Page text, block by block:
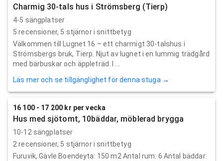
Charmig 30-tals hus i Strömsberg (Tierp)
4-5 sängplatser
5 recensioner, 5 stjärnor i snittbetyg
Välkommen till Lugnet 16 – ett charmigt 30-talshus i
Strömsbergs bruk, Tierp. Njut av lugnet i en lummig trädgård
med bärbuskar och äppleträd. I ...
Läs mer och se tillgänglighet för denna stuga →
16 100 - 17 200 kr per vecka
Hus med sjötomt, 10bäddar, möblerad brygga
10-12 sängplatser
2 recensioner, 5 stjärnor i snittbetyg
Furuvik, Gävle Boendeyta: 150 m2 Antal rum: 6 Antal bäddar: